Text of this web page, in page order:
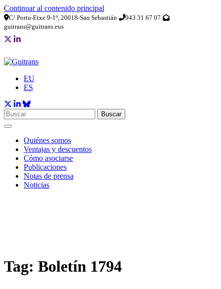
Continuar al contenido principal
C/ Portu-Etxe 9-1º, 20018-San Sebastián
943 31 67 07
guitrans@guitrans.eus
EU
ES
Buscar
Quiénes somos
Ventajas y descuentos
Cómo asociarse
Publicaciones
Notas de prensa
Noticias
Tag: Boletín 1794